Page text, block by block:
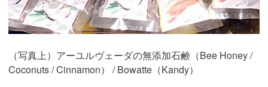
（写真上）アーユルヴェーダの無添加石鹸（Bee Honey /
Coconuts / Cinnamon） / Bowatte（Kandy）